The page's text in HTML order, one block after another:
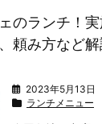
のランチ！実
頼み方など解
2023年5月13日
ランチメニュー